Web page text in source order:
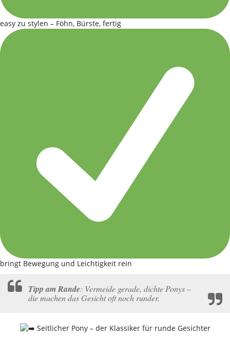
easy zu stylen – Föhn, Bürste, fertig
bringt Bewegung und Leichtigkeit rein
Tipp am Rande: Vermeide gerade, dichte Ponys –
die machen das Gesicht oft noch runder.